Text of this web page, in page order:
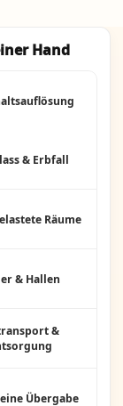
Hand
& Erbfall
Räume
& Hallen
&
Übergabe